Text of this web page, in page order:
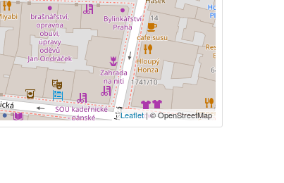
Leaflet| © OpenStreetMap